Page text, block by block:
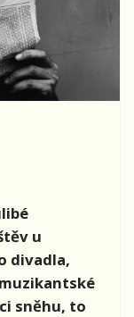
u
divadla,
sněhu, to